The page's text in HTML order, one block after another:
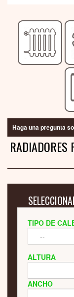
Haga una pregunta
RADIADORES
TIPO DE
ALTURA
ANCHO